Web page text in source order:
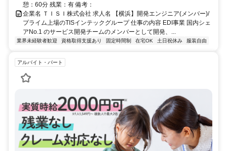
憩：60分 残業：有 備考：
企業名 ＴＩＳＩ株式会社 求人名 【横浜】開発エンジニア(メンバー)/
プライム上場のTISインテックグループ 仕事の内容 EDI事業 国内シェ
アNo.1 のサービス開発チームのメンバーとして開発、...
業界未経験者歓迎 資格取得支援あり 固定時間制 在宅OK 土日祝休み 服装自由
アルバイト・パート